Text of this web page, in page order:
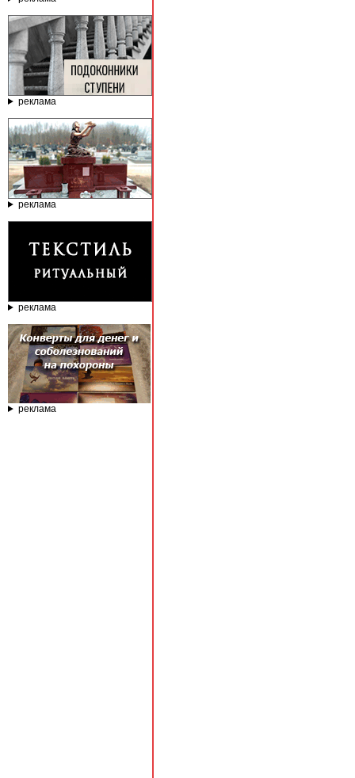
реклама
реклама
реклама
реклама